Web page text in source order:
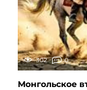
302 0
Монгольское